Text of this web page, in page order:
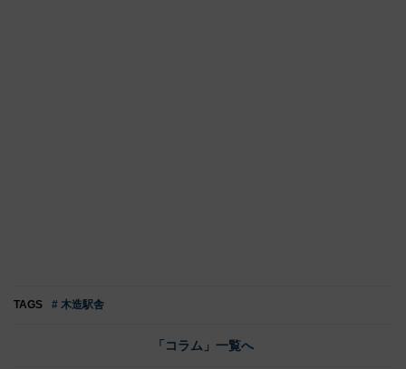
TAGS # 木造駅舎
「コラム」一覧へ